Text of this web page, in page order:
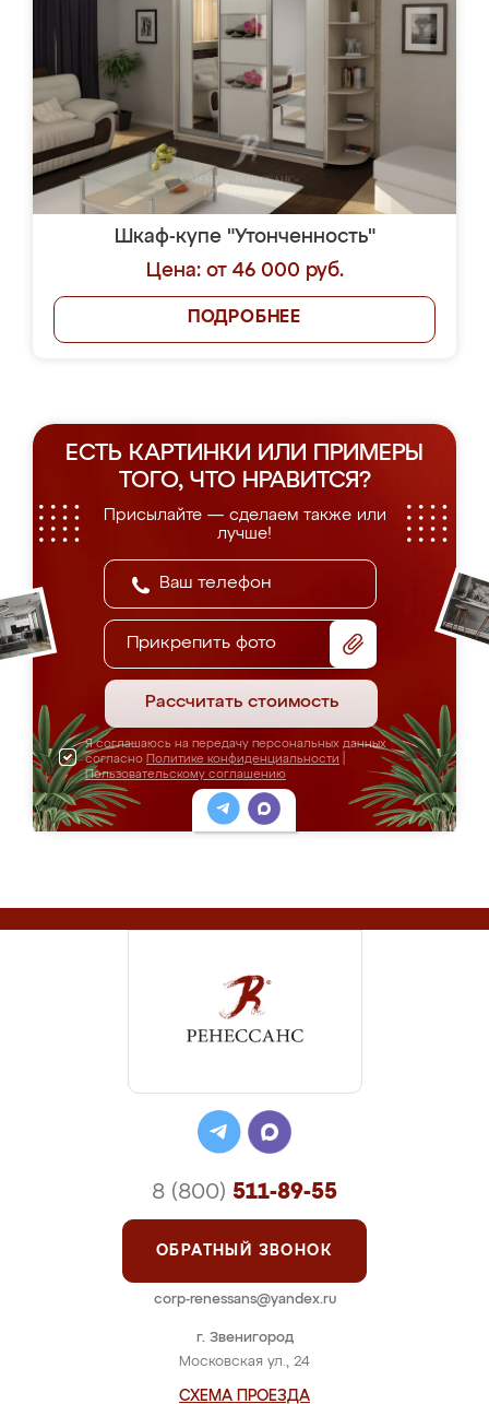
Шкаф-купе "Утонченность"
Цена: от 46 000 руб.
ПОДРОБНЕЕ
ЕСТЬ КАРТИНКИ ИЛИ ПРИМЕРЫ
ТОГО, ЧТО НРАВИТСЯ?
Присылайте — сделаем также или
лучше!
Прикрепить фото
Рассчитать стоимость
Я соглашаюсь на передачу персональных данных
согласно Политике конфиденциальности
Пользовательскому соглашению
г. Звенигород
Московская ул., 24
СХЕМА ПРОЕЗДА
8 (800) 511-89-55
ОБРАТНЫЙ ЗВОНОК
corp-renessans@yandex.ru